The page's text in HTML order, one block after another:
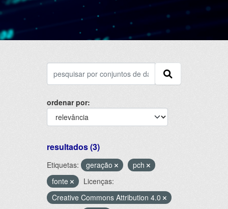
ordenar por
resultados (3)
Etiquetas: geração
pch
fonte
Licenças:
Creative Commons Attribution 4.0